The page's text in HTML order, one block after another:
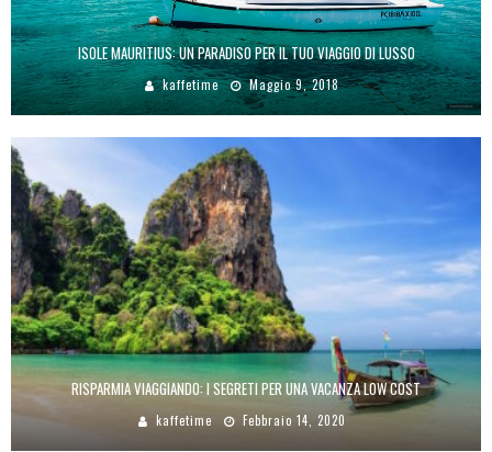
ISOLE MAURITIUS: UN PARADISO PER IL TUO VIAGGIO DI LUSSO
kaffetime Maggio 9, 2018
RISPARMIA VIAGGIANDO: I SEGRETI PER UNA VACANZA LOW COST
kaffetime Febbraio 14, 2020